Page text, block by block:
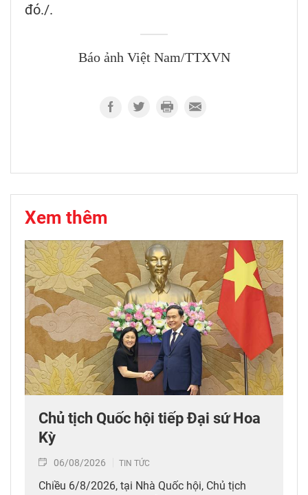
đó./.
Báo ảnh Việt Nam/TTXVN
Xem thêm
Chủ tịch Quốc hội tiếp Đại sứ Hoa
Kỳ
06/08/2026 TIN TỨC
Chiều 6/8/2026, tại Nhà Quốc hội, Chủ tịch